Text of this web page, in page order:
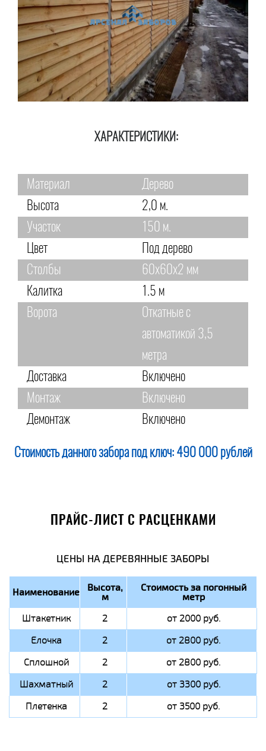
ХАРАКТЕРИСТИКИ:
Материал
Дерево
Высота
2,0 м.
Участок
150 м.
Цвет
Под дерево
Столбы
60х60х2 мм
Калитка
1.5 м
Ворота
Откатные с
автоматикой 3,5
метра
Доставка
Включено
Монтаж
Включено
Демонтаж
Включено
Стоимость данного забора под ключ: 490 000 рублей
ПРАЙС-ЛИСТ С РАСЦЕНКАМИ
ЦЕНЫ НА ДЕРЕВЯННЫЕ ЗАБОРЫ
Наименование Высота,
м
Стоимость за погонный
метр
Штакетник 2
от 2000 руб.
Елочка
2
от 2800 руб.
Сплошной
2
от 2800 руб.
Шахматный
2
от 3300 руб.
Плетенка
2 от 3500 руб.